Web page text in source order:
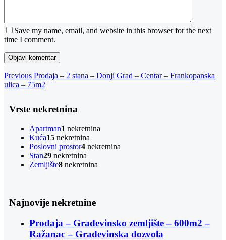
Save my name, email, and website in this browser for the next
time I comment.
Navigacija
objava
Previous
Post
Previous Prodaja – 2 stana – Donji Grad – Centar – Frankopanska
ulica – 75m2
Vrste nekretnina
Apartman1 nekretnina
Kuća15 nekretnina
Poslovni prostor4 nekretnina
Stan29 nekretnina
Zemljište8 nekretnina
Najnovije nekretnine
Prodaja – Građevinsko zemljište – 600m2 –
Ražanac – Građevinska dozvola